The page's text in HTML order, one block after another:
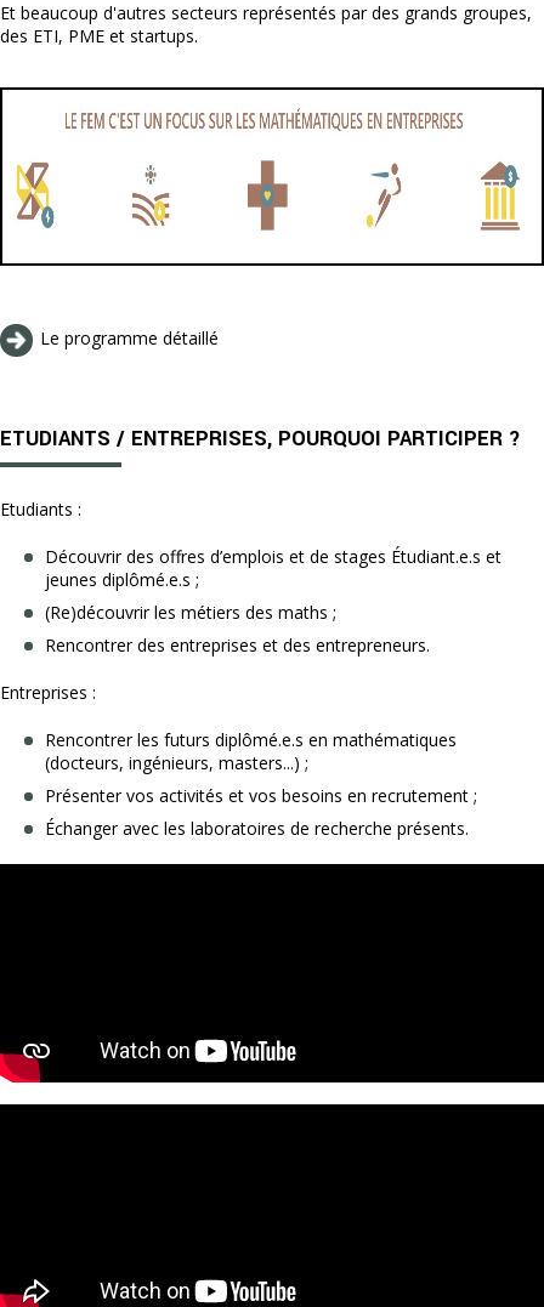
Et beaucoup d'autres secteurs représentés par des grands groupes,
des ETI, PME et startups.
Le programme détaillé
ETUDIANTS / ENTREPRISES, POURQUOI PARTICIPER ?
Etudiants :
Découvrir des offres d’emplois et de stages Étudiant.e.s et
jeunes diplômé.e.s ;
(Re)découvrir les métiers des maths ;
Rencontrer des entreprises et des entrepreneurs.
Entreprises :
Rencontrer les futurs diplômé.e.s en mathématiques
(docteurs, ingénieurs, masters...) ;
Présenter vos activités et vos besoins en recrutement ;
Échanger avec les laboratoires de recherche présents.